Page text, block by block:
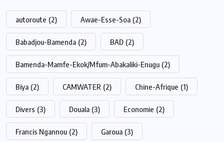
autoroute (2) Awae-Esse-Soa (2)
Babadjou-Bamenda (2) BAD (2)
Bamenda-Mamfe-Ekok/Mfum-Abakaliki-Enugu (2)
Biya (2) CAMWATER (2) Chine-Afrique (1)
Divers (3) Douala (3) Economie (2)
Francis Ngannou (2) Garoua (3)